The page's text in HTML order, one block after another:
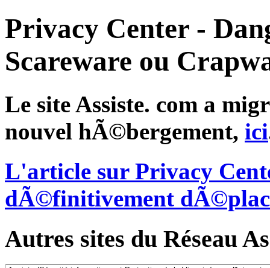
Privacy Center -
Scareware ou
Le site Assiste. com a
nouvel hÃ©bergement, ici
L'article sur Privacy
dÃ©finitivement
Autres sites du Réseau